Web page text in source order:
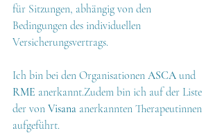
für Sitzungen, abhängig von den
Bedingungen des individuellen
Versicherungsvertrags.
Ich bin bei den Organisationen ASCA und
RME anerkannt.Zudem bin ich auf der Liste
der von Visana anerkannten Therapeutinnen
aufgeführt.